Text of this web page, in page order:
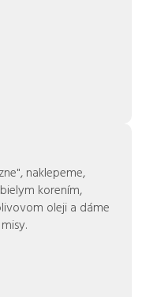
naklepeme,
korením,
oleji a dáme